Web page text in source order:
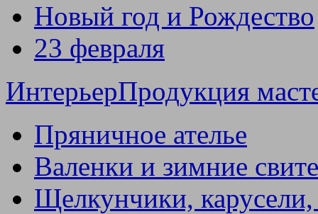
Новый год и Рождество
23 февраля
ИнтерьерПродукция
Пряничное ателье
Валенки и зимние
Щелкунчики, карусели,